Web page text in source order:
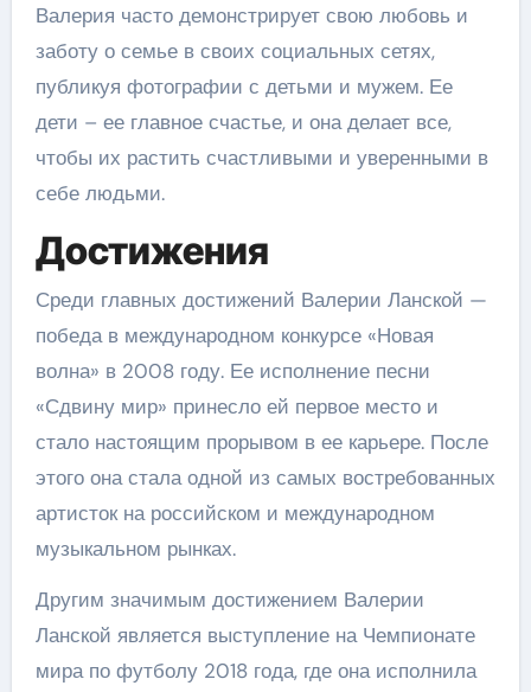
Валерия часто демонстрирует свою любовь и
заботу о семье в своих социальных сетях,
публикуя фотографии с детьми и мужем. Ее
дети – ее главное счастье, и она делает все,
чтобы их растить счастливыми и уверенными в
себе людьми.
Достижения
Среди главных достижений Валерии Ланской —
победа в международном конкурсе «Новая
волна» в 2008 году. Ее исполнение песни
«Сдвину мир» принесло ей первое место и
стало настоящим прорывом в ее карьере. После
этого она стала одной из самых востребованных
артисток на российском и международном
музыкальном рынках.
Другим значимым достижением Валерии
Ланской является выступление на Чемпионате
мира по футболу 2018 года, где она исполнила